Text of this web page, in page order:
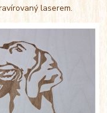
laserem.